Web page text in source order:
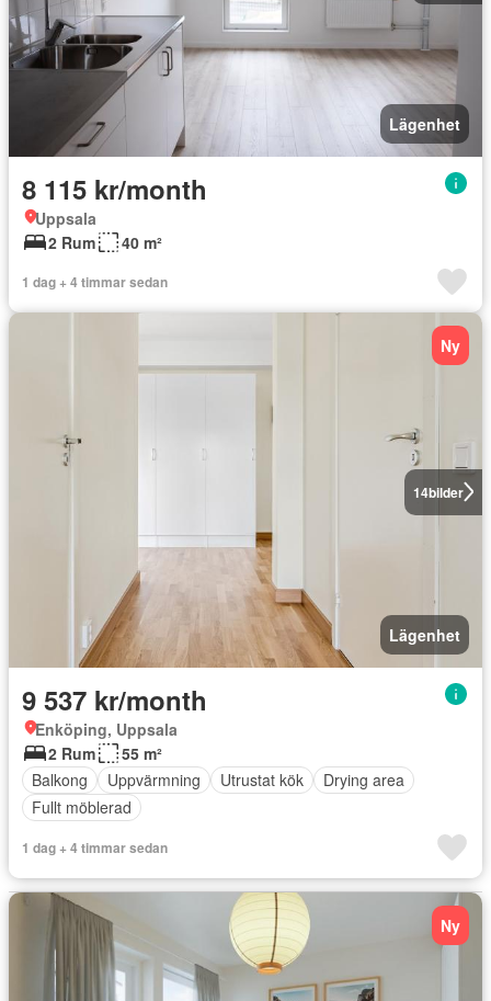
Lägenhet
8 115 kr/month
Uppsala
2 Rum
40 m²
1 dag + 4 timmar sedan
14bilder
Ny
Lägenhet
9 537 kr/month
Enköping, Uppsala
2 Rum
55 m²
Balkong
Uppvärmning Utrustat kök
Drying area
Fullt möblerad
1 dag + 4 timmar sedan
Ny